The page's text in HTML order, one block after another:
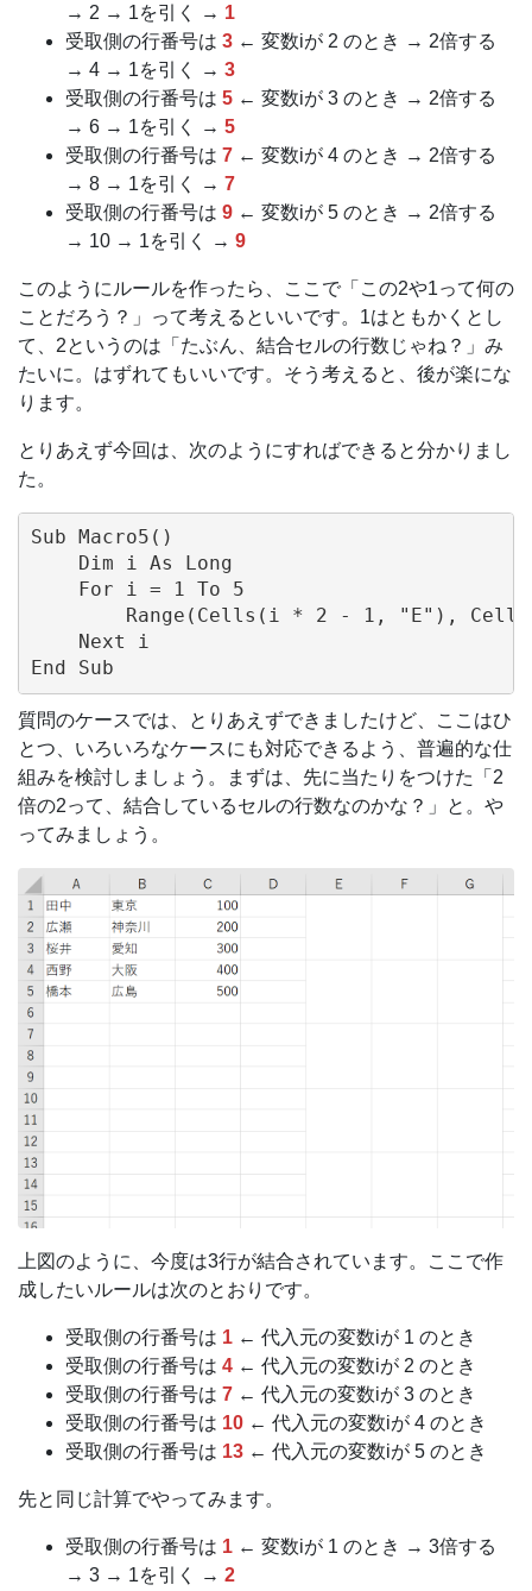
→ 2 → 1を引く → 1
受取側の行番号は 3 ← 変数iが 2 のとき → 2倍する
→ 4 → 1を引く → 3
受取側の行番号は 5 ← 変数iが 3 のとき → 2倍する
→ 6 → 1を引く → 5
受取側の行番号は 7 ← 変数iが 4 のとき → 2倍する
→ 8 → 1を引く → 7
受取側の行番号は 9 ← 変数iが 5 のとき → 2倍する
→ 10 → 1を引く → 9
このようにルールを作ったら、ここで「この2や1って何の
ことだろう？」って考えるといいです。1はともかくとし
て、2というのは「たぶん、結合セルの行数じゃね？」み
たいに。はずれてもいいです。そう考えると、後が楽にな
ります。
とりあえず今回は、次のようにすればできると分かりまし
た。
Sub Macro5()
    Dim i As Long
    For i = 1 To 5
Range(Cells(i * 2 - 1, "E"),
    Next i
質問のケースでは、とりあえずできましたけど、ここはひ
とつ、いろいろなケースにも対応できるよう、普遍的な仕
組みを検討しましょう。まずは、先に当たりをつけた「2
倍の2って、結合しているセルの行数なのかな？」と。や
ってみましょう。
上図のように、今度は3行が結合されています。ここで作
成したいルールは次のとおりです。
受取側の行番号は 1 ← 代入元の変数iが 1 のとき
受取側の行番号は 4 ← 代入元の変数iが 2 のとき
受取側の行番号は 7 ← 代入元の変数iが 3 のとき
受取側の行番号は 10 ← 代入元の変数iが 4 のとき
受取側の行番号は 13 ← 代入元の変数iが 5 のとき
先と同じ計算でやってみます。
受取側の行番号は 1 ← 変数iが 1 のとき → 3倍する
→ 3 → 1を引く → 2